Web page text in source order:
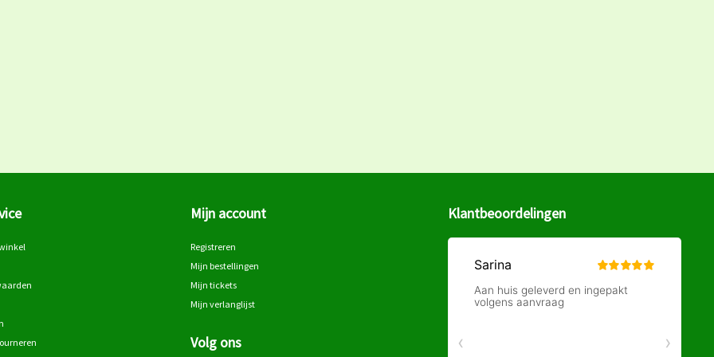
Mijn account
Registreren
Mijn bestellingen
Mijn tickets
Mijn verlanglijst
Volg ons
Klantbeoordelingen